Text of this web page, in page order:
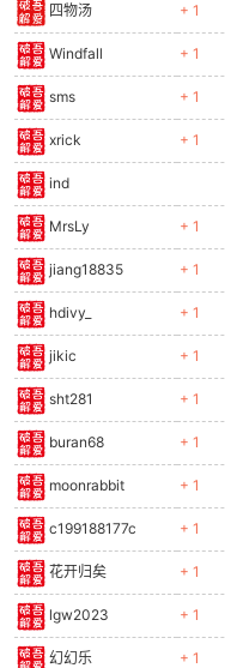
四物汤 + 1
Windfall + 1
sms + 1
xrick + 1
ind
MrsLy + 1
jiang18835 + 1
hdivy_ + 1
jikic + 1
sht281 + 1
buran68 + 1
moonrabbit + 1
c199188177c + 1
花开归矣 + 1
lgw2023 + 1
幻幻乐 + 1